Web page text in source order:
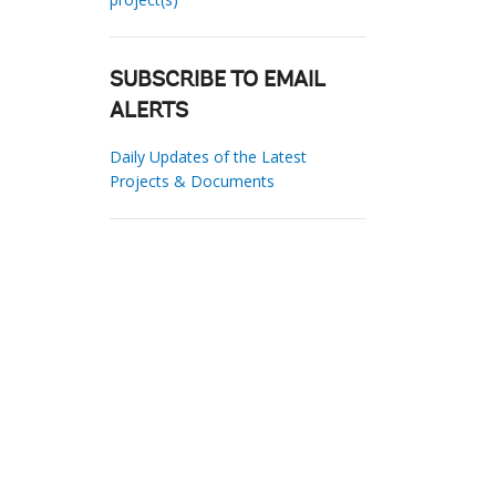
SUBSCRIBE TO EMAIL
ALERTS
Daily Updates of the Latest
Projects & Documents